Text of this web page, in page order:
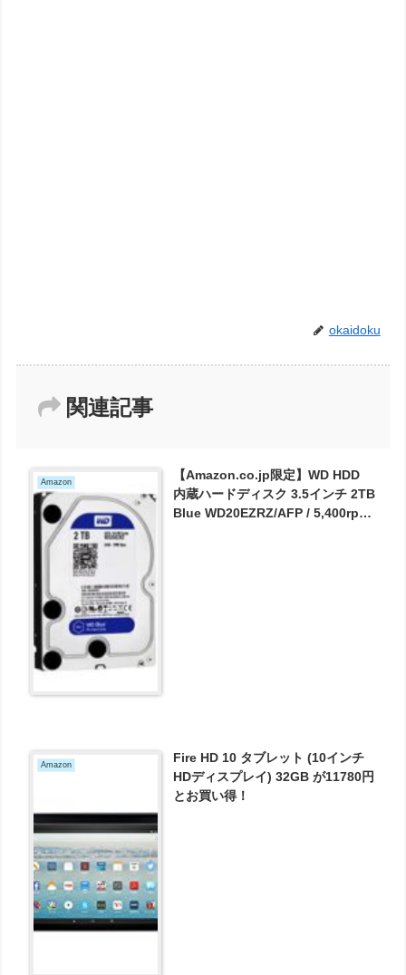
okaidoku
関連記事
Amazon
【Amazon.co.jp限定】WD HDD
内蔵ハードディスク 3.5インチ 2TB
Blue WD20EZRZ/AFP / 5,400rpm
Amazon
Fire HD 10 タブレット (10インチ
HDディスプレイ) 32GB が11780円
とお買い得！